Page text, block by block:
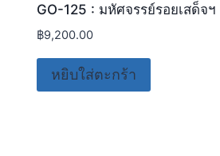
GO-125 : มหัศจรรย์รอยเสด็จ
฿9,200.00
หยิบใส่ตะกร้า